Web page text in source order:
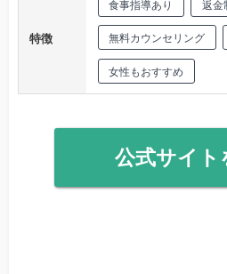
特徴
食事指導あり 返金
無料カウンセリング
女性もおすすめ
公式サイト